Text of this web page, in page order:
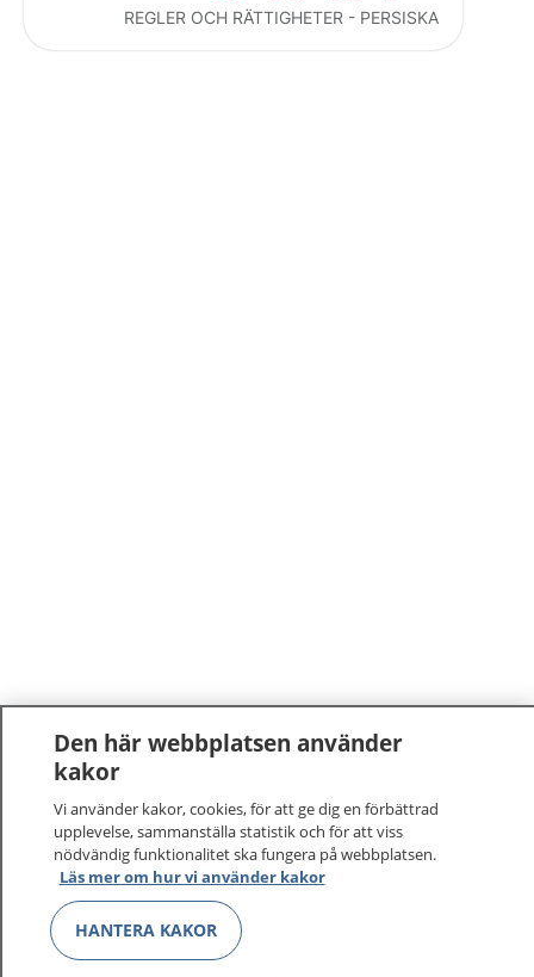
REGLER OCH RÄTTIGHETER - PERSISKA
1177–tryggt om din hälsa och vård
På 1177.se får du råd om hälsa och information om
sjukdomar och vilka mottagningar du kan kontakta.
Logga in för att läsa din journal och göra dina
Den här webbplatsen använder
kakor
Vi använder kakor, cookies, för att ge dig en förbättrad
upplevelse, sammanställa statistik och för att viss
nödvändig funktionalitet ska fungera på webbplatsen.
Läs mer om hur vi använder kakor
HANTERA KAKOR